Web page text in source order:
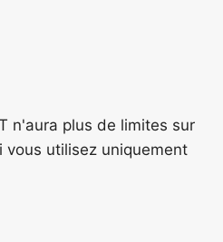
n'aura plus de limites sur
vous utilisez uniquement